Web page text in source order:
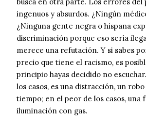
ingenuos y absurdos. ¿Ningún
¿Ninguna gente negra o hispana
discriminación porque eso sería
merece una refutación. Y si sabes
precio que tiene el racismo, es
principio hayas decidido no
los casos, es una distracción, un
tiempo; en el peor de los casos, una
iluminación con gas.